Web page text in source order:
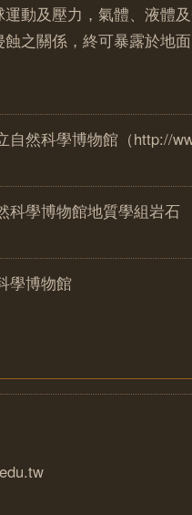
動及壓力，氣體、液體
之關係，終可暴露於地
自然科學博物館（http://
科學博物館地質學組岩石
學博物館